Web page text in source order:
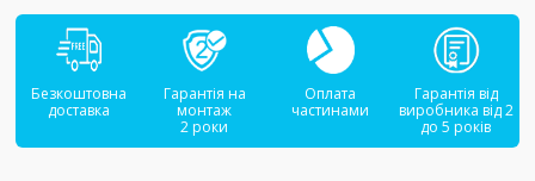
Безкоштовна
доставка
Гарантія на
монтаж
2 роки
Оплата
частинами
Гарантія від
виробника від 2
до 5 років